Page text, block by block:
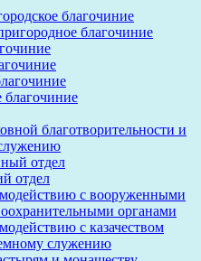
благочиние
благочиние
благотворительности и
отдел
отдел
с вооруженными
органами
с казачеством
служению